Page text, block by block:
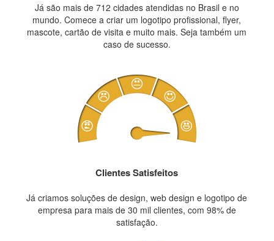
Já são mais de 712 cidades atendidas no Brasil e no
mundo. Comece a criar um logotipo profissional, flyer,
mascote, cartão de visita e muito mais. Seja também um
caso de sucesso.
Clientes Satisfeitos
Já criamos soluções de design, web design e logotipo de
empresa para mais de 30 mil clientes, com 98% de
satisfação.